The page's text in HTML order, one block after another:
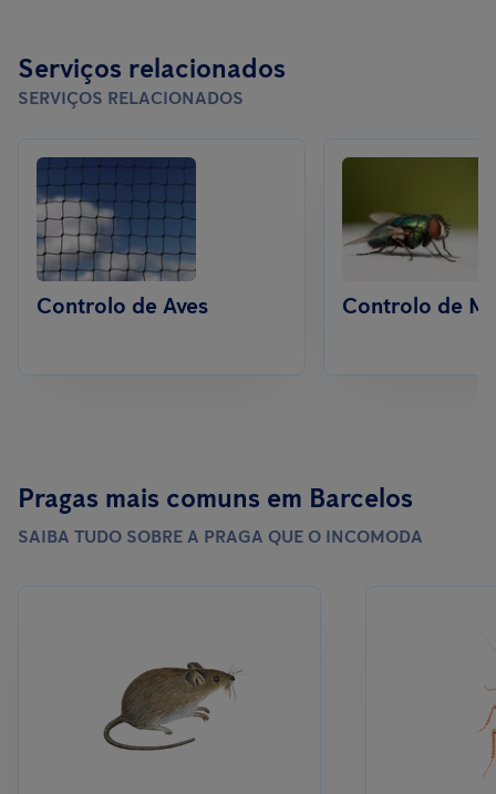
Serviços relacionados
SERVIÇOS RELACIONADOS
Controlo de Aves Controlo de
Pragas mais comuns em Barcelos
SAIBA TUDO SOBRE A PRAGA QUE O INCOMODA